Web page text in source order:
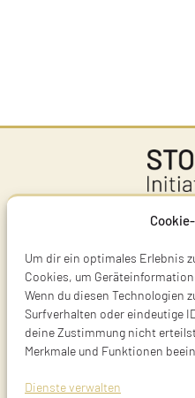
Um dir ein optimales Erlebnis
Cookies, um
Wenn du diesen Technologien
Surfverhalten oder eindeutige
deine Zustimmung nicht
Merkmale und Funktionen
Dienste verwalten